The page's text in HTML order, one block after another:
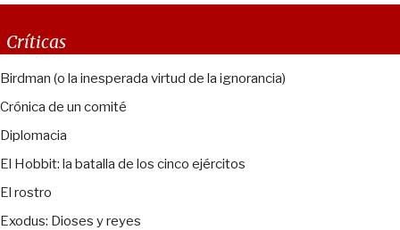
Críticas
Birdman (o la inesperada virtud de la ignorancia)
Crónica de un comité
Diplomacia
El Hobbit: la batalla de los cinco ejércitos
El rostro
Exodus: Dioses y reyes